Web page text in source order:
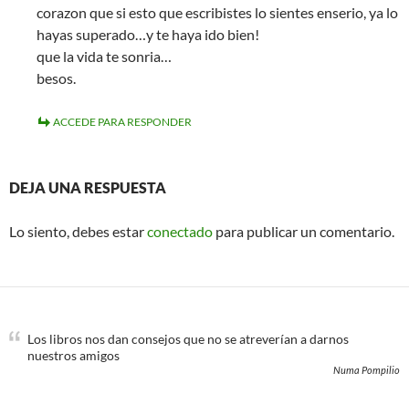
corazon que si esto que escribistes lo sientes enserio, ya lo
hayas superado…y te haya ido bien!
que la vida te sonria…
besos.
ACCEDE PARA RESPONDER
DEJA UNA RESPUESTA
Lo siento, debes estarconectado para publicar un comentario.
Los libros nos dan consejos que no se atreverían a darnos
nuestros amigos
Numa Pompilio